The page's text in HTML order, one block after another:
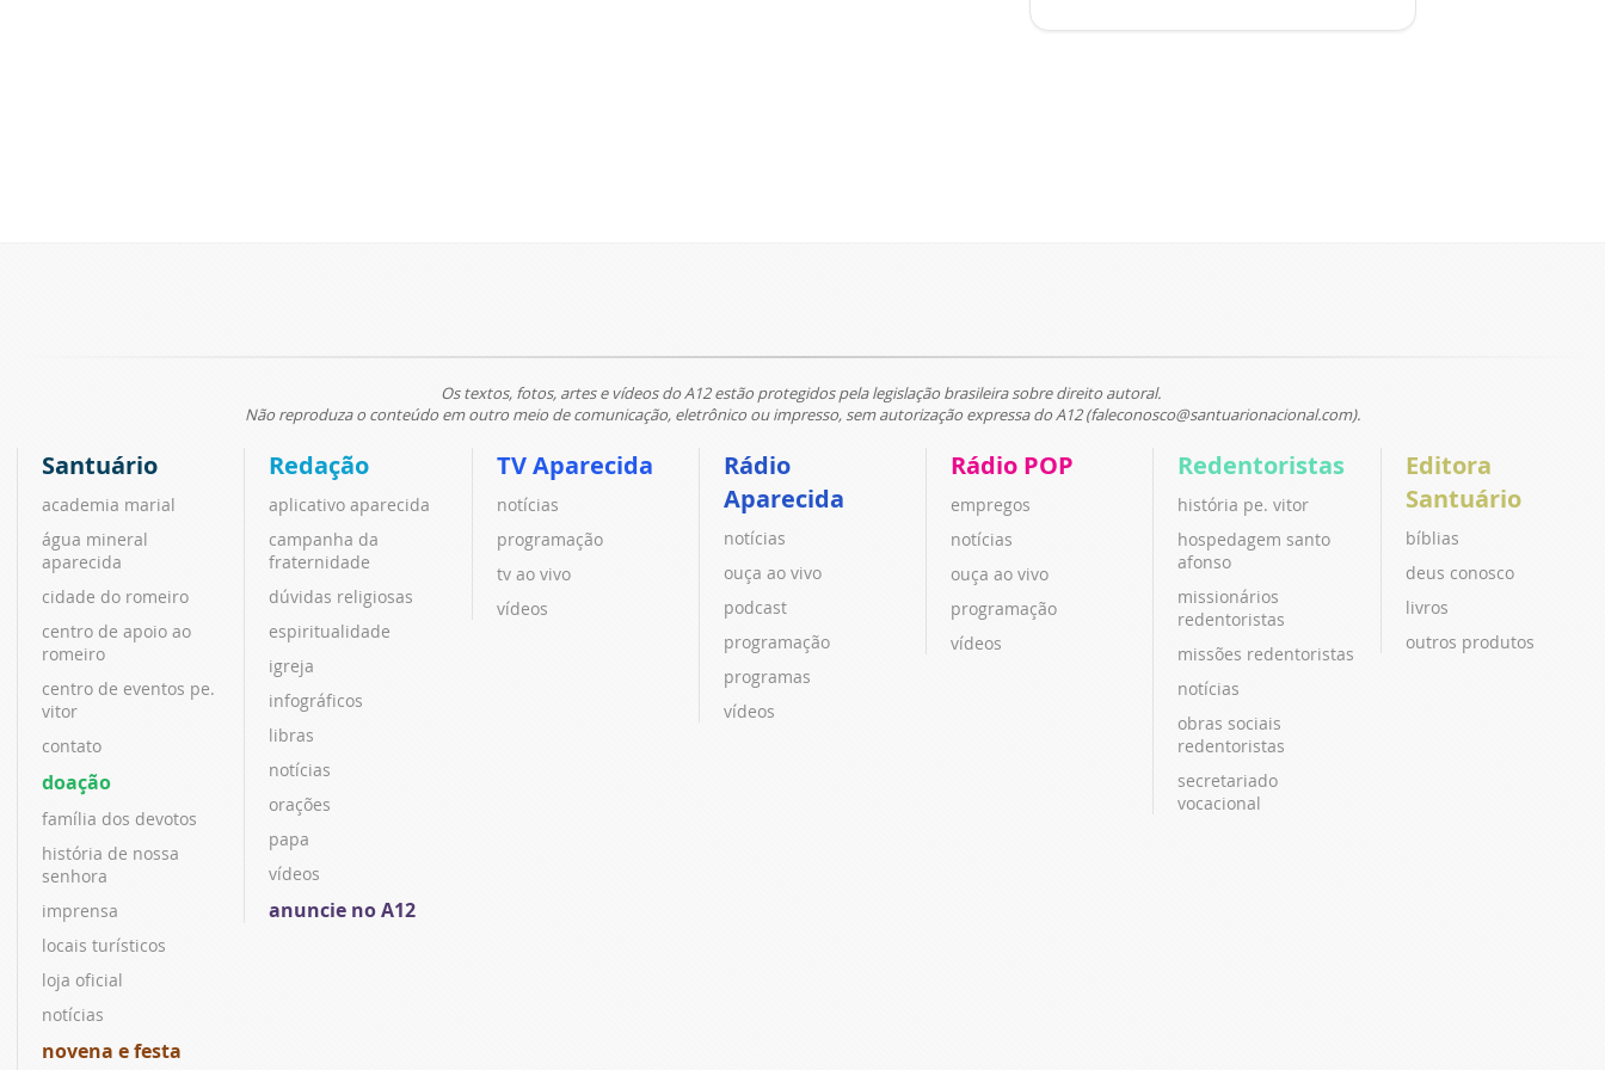
Os textos, fotos, artes e vídeos do A12 estão protegidos pela legislação brasileira sobre direito autoral.
Não reproduza o conteúdo em outro meio de comunicação, eletrônico ou impresso, sem autorização expressa do A12 (faleconosco@santuarionacional.com).
Santuário
academia marial
água mineral
aparecida
cidade do romeiro
centro de apoio ao
romeiro
centro de eventos pe.
vitor
contato
doação
família dos devotos
história de nossa
senhora
imprensa
locais turísticos
loja oficial
notícias
novena e festa
Redação
aplicativo aparecida
campanha da
fraternidade
dúvidas religiosas
espiritualidade
igreja
infográficos
libras
notícias
orações
papa
vídeos
anuncie no A12
TV Aparecida
notícias
programação
tv ao vivo
vídeos
Rádio
Aparecida
notícias
ouça ao vivo
podcast
programação
programas
vídeos
Rádio POP
empregos
notícias
ouça ao vivo
programação
vídeos
Redentoristas
história pe. vitor
hospedagem santo
afonso
missionários
redentoristas
missões redentoristas
notícias
obras sociais
redentoristas
secretariado
vocacional
Editora
Santuário
bíblias
deus conosco
livros
outros produtos